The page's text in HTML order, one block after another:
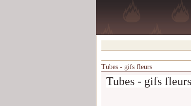
Tubes - gifs fleurs
Tubes - gifs fleurs